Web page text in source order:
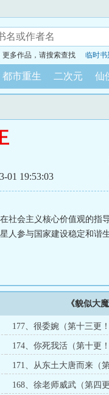
更多作品，请搜索查找 临时书
都市重生 二次元 仙
01 19:53:03
社会主义核心价值观的指
人参与国家建设稳定和谐
《貌似大
177、很委婉（第十三更
174、你死我活（第十更
有）
171、从东土大唐而来（
168、徐老师威武（第四